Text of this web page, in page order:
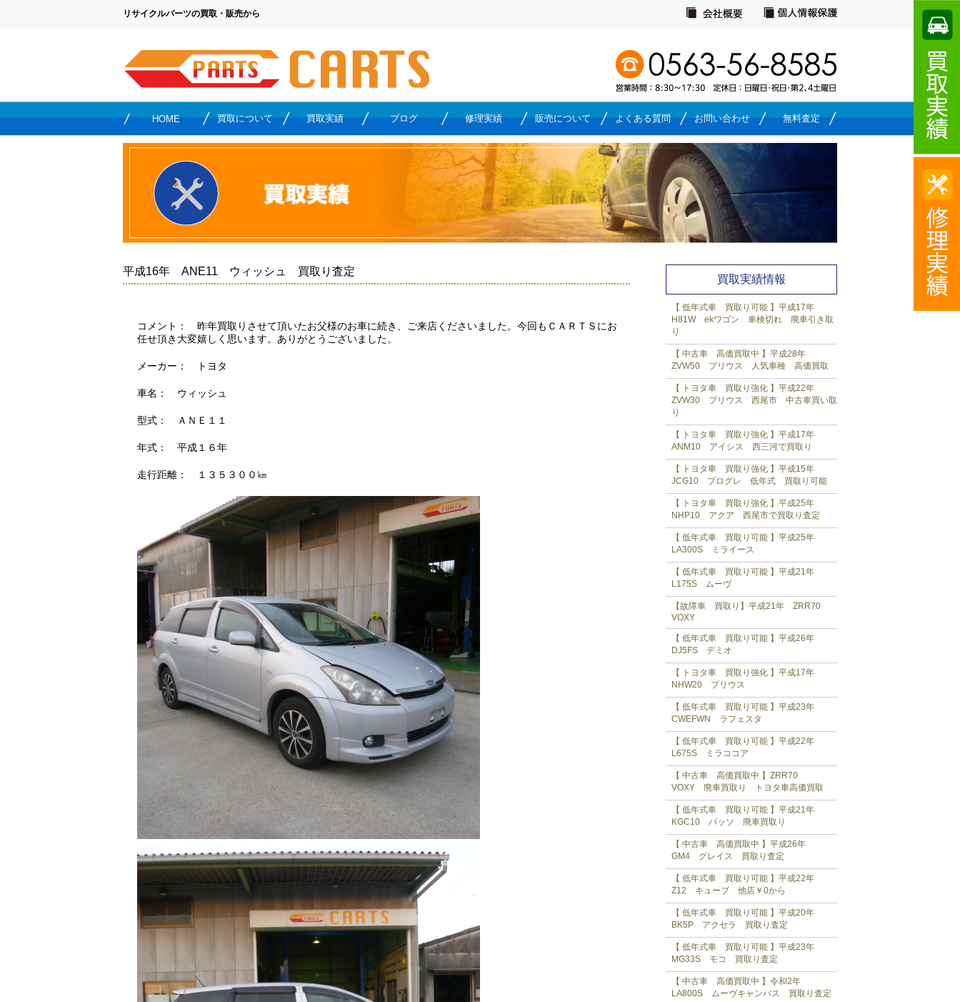
リサイクルパーツの買取・販売から
HOME 買取について 買取実績 ブログ 修理実績 販売について よくある質問 お問い合わせ 無料査定
買取実績一覧
平成16年 ANE11 ウィッシュ 買取り査定
コメント： 昨年買取りさせて頂いたお父様のお車に続き、ご来店くださいました。今回もＣＡＲＴＳにお
任せ頂き大変嬉しく思います。ありがとうございました。
メーカー： トヨタ
車名： ウィッシュ
型式： ＡＮＥ１１
年式： 平成１６年
走行距離： １３５３００㎞
買取実績情報
【 低年式車 買取り可能 】平成17年
H81W ekワゴン 車検切れ 廃車引き取
り
【 中古車 高価買取中 】平成28年
ZVW50 プリウス 人気車種 高価買取
【 トヨタ車 買取り強化 】平成22年
ZVW30 プリウス 西尾市 中古車買い取
り
【 トヨタ車 買取り強化 】平成17年
ANM10 アイシス 西三河で買取り
【 トヨタ車 買取り強化 】平成15年
JCG10 プログレ 低年式 買取り可能
【 トヨタ車 買取り強化 】平成25年
NHP10 アクア 西尾市で買取り査定
【 低年式車 買取り可能 】平成25年
LA300S ミライース
【 低年式車 買取り可能 】平成21年
L175S ムーヴ
【故障車 買取り】平成21年 ZRR70
VOXY
【 低年式車 買取り可能 】平成26年
DJ5FS デミオ
【 トヨタ車 買取り強化 】平成17年
NHW20 プリウス
【 低年式車 買取り可能 】平成23年
CWEFWN ラフェスタ
【 低年式車 買取り可能 】平成22年
L675S ミラココア
【 中古車 高価買取中 】ZRR70
VOXY 廃車買取り トヨタ車高価買取
【 低年式車 買取り可能 】平成21年
KGC10 パッソ 廃車買取り
【 中古車 高価買取中 】平成26年
GM4 グレイス 買取り査定
【 低年式車 買取り可能 】平成22年
Z12 キューブ 他店￥0から
【 低年式車 買取り可能 】平成20年
BK5P アクセラ 買取り査定
【 低年式車 買取り可能 】平成23年
MG33S モコ 買取り査定
【 中古車 高価買取中 】令和2年
LA800S ムーヴキャンバス 買取り査定